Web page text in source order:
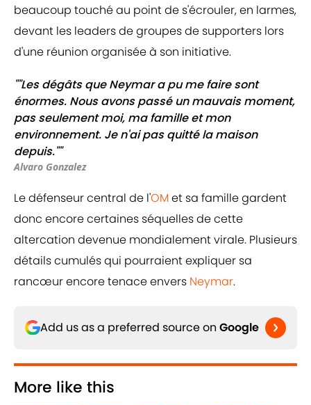
beaucoup touché au point de s'écrouler, en larmes,
devant les leaders de groupes de supporters lors
d'une réunion organisée à son initiative.
""Les dégâts que Neymar a pu me faire sont
énormes. Nous avons passé un mauvais moment,
pas seulement moi, ma famille et mon
environnement. Je n'ai pas quitté la maison
depuis.""
Alvaro Gonzalez
Le défenseur central de l'OMet sa famille gardent
donc encore certaines séquelles de cette
altercation devenue mondialement virale. Plusieurs
détails cumulés qui pourraient expliquer sa
rancœur encore tenace envers Neymar.
Add us as a preferred source on Google
More like this